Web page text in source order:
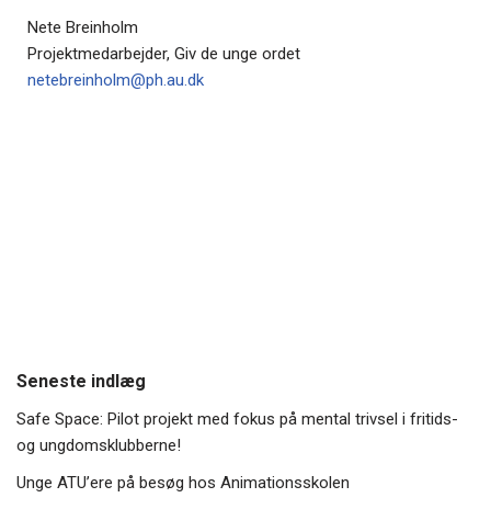
Nete Breinholm
Projektmedarbejder, Giv de unge ordet
netebreinholm@ph.au.dk
Seneste indlæg
Safe Space: Pilot projekt med fokus på mental trivsel i fritids-
og ungdomsklubberne!
Unge ATU’ere på besøg hos Animationsskolen